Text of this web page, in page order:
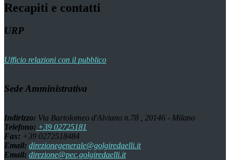
Recapiti e contatti
URP
Ufficio relazioni con il pubblico
Sede Amministrativa
Indirizzo: Via Bartolomeo d'Alviano n.78 , 20146 - Milano
Telefono: +39 02725181
Fax: +39 0272518484
Email: direzionegenerale@golgiredaelli.it
Email: direzione@pec.golgiredaelli.it